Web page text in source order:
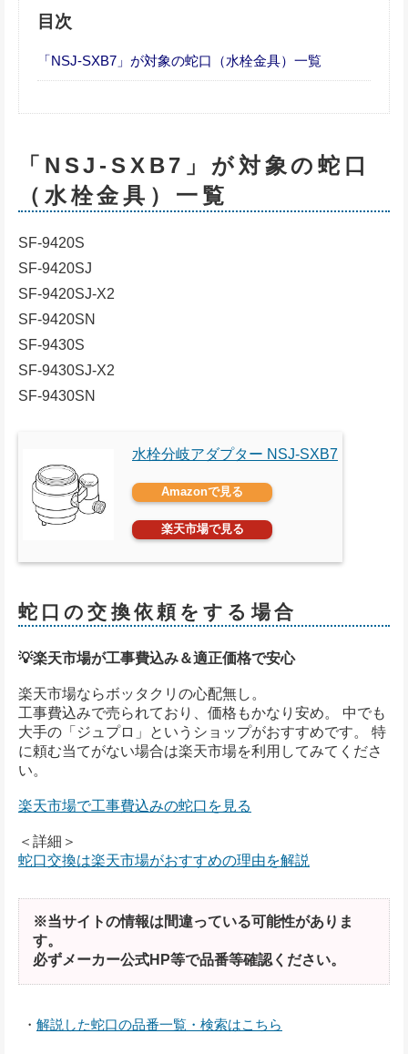
目次
「NSJ-SXB7」が対象の蛇口（水栓金具）一覧
「NSJ-SXB7」が対象の蛇口
（水栓金具）一覧
SF-9420S
SF-9420SJ
SF-9420SJ-X2
SF-9420SN
SF-9430S
SF-9430SJ-X2
SF-9430SN
水栓分岐アダプター NSJ-SXB7
Amazonで見る
楽天市場で見る
蛇口の交換依頼をする場合
💡楽天市場が工事費込み＆適正価格で安心
楽天市場ならボッタクリの心配無し。
工事費込みで売られており、価格もかなり安め。 中でも
大手の「ジュプロ」というショップがおすすめです。 特
に頼む当てがない場合は楽天市場を利用してみてくださ
い。
楽天市場で工事費込みの蛇口を見る
＜詳細＞
蛇口交換は楽天市場がおすすめの理由を解説
※当サイトの情報は間違っている可能性がありま
す。
必ずメーカー公式HP等で品番等確認ください。
・ 解説した蛇口の品番一覧・検索はこちら